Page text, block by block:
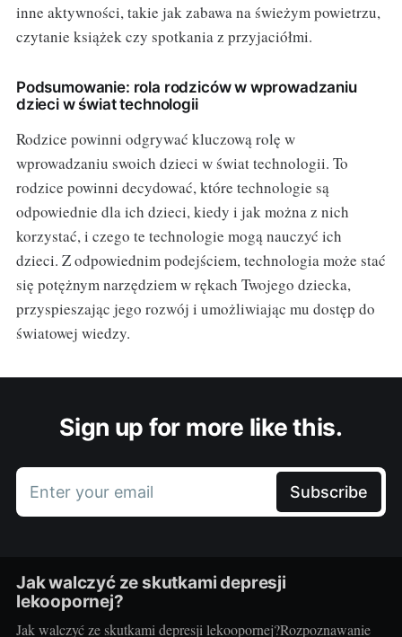
inne aktywności, takie jak zabawa na świeżym powietrzu,
czytanie książek czy spotkania z przyjaciółmi.
Podsumowanie: rola rodziców w wprowadzaniu
dzieci w świat technologii
Rodzice powinni odgrywać kluczową rolę w
wprowadzaniu swoich dzieci w świat technologii. To
rodzice powinni decydować, które technologie są
odpowiednie dla ich dzieci, kiedy i jak można z nich
korzystać, i czego te technologie mogą nauczyć ich
dzieci. Z odpowiednim podejściem, technologia może stać
się potężnym narzędziem w rękach Twojego dziecka,
przyspieszając jego rozwój i umożliwiając mu dostęp do
światowej wiedzy.
Sign up for more like this.
Enter your email Subscribe
Jak walczyć ze skutkami depresji
lekoopornej?
Jak walczyć ze skutkami depresji lekoopornej?Rozpoznawanie